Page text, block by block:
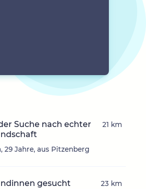
Suche nach echter
29 Jahre, aus Pitzenberg
21 km
gesucht 23 km